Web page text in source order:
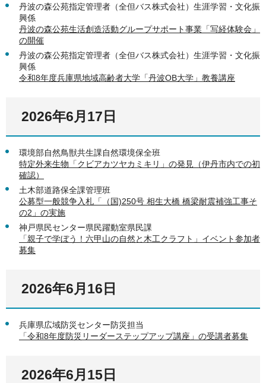
丹波の森公苑指定管理者（全但バス株式会社）生涯学習・文化振
興係
丹波の森公苑生活創造活動グループサポート事業「写経体験会」
の開催
丹波の森公苑指定管理者（全但バス株式会社）生涯学習・文化振
興係
令和8年度兵庫県地域高齢者大学「丹波OB大学」教養講座
2026年6月17日
環境部自然鳥獣共生課自然環境保全班
特定外来生物「クビアカツヤカミキリ」の発見（伊丹市内での初
確認）
土木部道路保全課管理班
公募型一般競争入札「（国)250号 相生大橋 橋梁耐震補強工事そ
の2」の実施
神戸県民センター県民躍動室県民課
「親子で学ぼう！六甲山の自然と木工クラフト」イベント参加者
募集
2026年6月16日
兵庫県広域防災センター防災担当
「令和8年度防災リーダーステップアップ講座」の受講者募集
2026年6月15日